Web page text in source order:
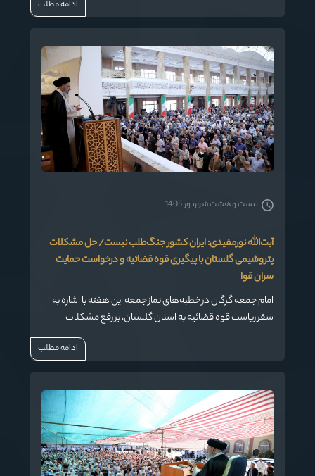
ایران به عنوان یک قدرت تأثیرگذار مطرح شود و روحیه اتحاد وادامه مطلب
آیت‌الله نورمفیدی: ایران کشور جنگ‌طلب نیست/ حل مشکلات
پتروشیمی گلستان با پیگیری قوه قضائیه و درخواست حمایت
سران قوا
امام جمعه گرگان در خطبه‌های نماز جمعه این هفته با اشاره به
سفر ریاست قوه قضائیه به استان گلستان، بر رفع مشکلات
حقوقی و اقتصادی شرکت پتروشیمی گلستان تاکید کرد و
خواستار حمایت سران قوا برای حل کامل این موانع شد. وی
کرده است.
بیست و هشت شهریور 1405
ادامه مطلب